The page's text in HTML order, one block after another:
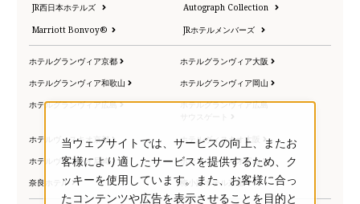
JR西日本ホテルズ Autograph Collection
Marriott Bonvoy® JRホテルメンバーズ
ホテルグランヴィア京都
ホテルグランヴィア大阪
ホテルグランヴィア和歌山
ホテルグランヴィア岡山
ホテルグランヴィア広島
ホテルグランヴィア広島
ホテルヴィスキオ京都
ホテルヴィスキオ大阪
ホテルヴィスキオ尼崎
ホテルヴィスキオ富山
奈良ホテル
梅小路ポテル京都
当ウェブサイトでは、サービスの向上、またお
客様により適したサービスを提供するため、ク
ッキーを使用しています。また、お客様に合っ
たコンテンツや広告を表示させることを目的と